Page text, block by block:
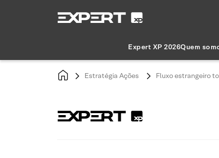
Expert XP 2026Quem
Estratégia Ações Fluxo estrangeiro